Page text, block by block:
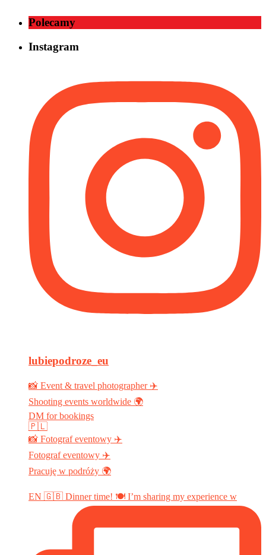
Polecamy
Instagram
lubiepodroze_eu
📸 Event & travel photographer ✈️
Shooting events worldwide 🌍
DM for bookings
🇵🇱
📸 Fotograf eventowy ✈️
Fotograf eventowy ✈️
Pracuję w podróży 🌍
EN 🇬🇧 Dinner time! 🍽️ I’m sharing my experience w